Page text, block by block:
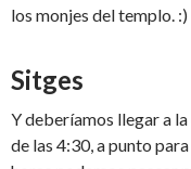
los monjes del templo. :)
Sitges
Y deberíamos llegar a
de las 4:30, a punto